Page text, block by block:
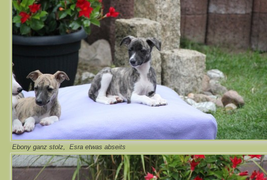
Ebony ganz stolz, Esra etwas abseits